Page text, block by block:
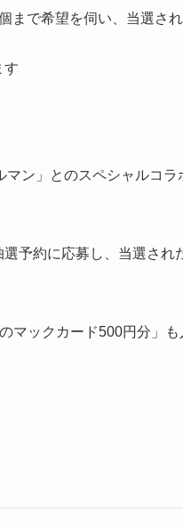
で希望を伺い、当選さ
す
ン」とのスペシャルコ
予約に応募し、当選され
マックカード500円分」